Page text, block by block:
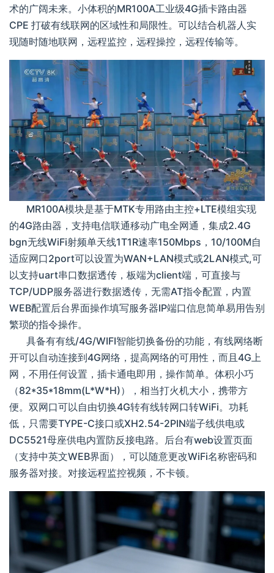
术的广阔未来。小体积的MR100A工业级4G插卡路由器
CPE 打破有线联网的区域性和局限性。可以结合机器人实
现随时随地联网，远程监控，远程操控，远程传输等。
MR100A模块是基于MTK专用路由主控+LTE模组实现
的4G路由器，支持电信联通移动广电全网通，集成2.4G
bgn无线WiFi射频单天线1T1R速率150Mbps，10/100M自
适应网口2port可以设置为WAN+LAN模式或2LAN模式,可
以支持uart串口数据透传，板端为client端，可直接与
TCP/UDP服务器进行数据透传，无需AT指令配置，内置
WEB配置后台界面操作填写服务器IP端口信息简单易用告别
繁琐的指令操作。
具备有有线/4G/WIFI智能切换备份的功能，有线网络断
开可以自动连接到4G网络，提高网络的可用性，而且4G上
网，不用任何设置，插卡通电即用，操作简单。体积小巧
（82*35*18mm(L*W*H)），相当打火机大小，携带方
便。双网口可以自由切换4G转有线转网口转WiFi。功耗
低，只需要TYPE-C接口或XH2.54-2PIN端子线供电或
DC5521母座供电内置防反接电路。后台有web设置页面
（支持中英文WEB界面），可以随意更改WiFi名称密码和
服务器对接。对接远程监控视频，不卡顿。